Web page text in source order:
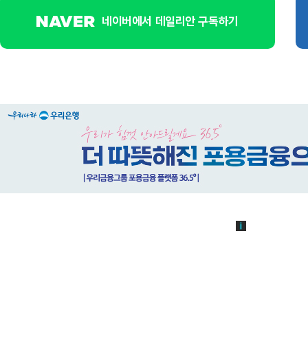
네이버에서 데일리안 구독하기